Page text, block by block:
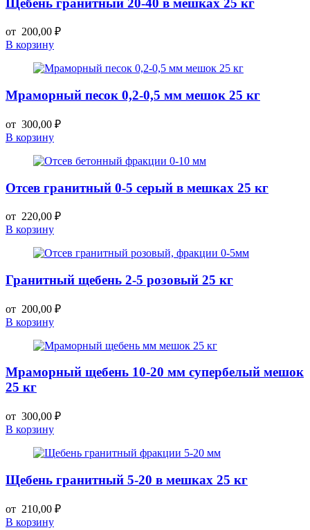
Щебень гранитный 20-40 в мешках 25 кг
от 200,00 ₽
В корзину
Мраморный песок 0,2-0,5 мм мешок 25 кг
от 300,00 ₽
В корзину
Отсев гранитный 0-5 серый в мешках 25 кг
от 220,00 ₽
В корзину
Гранитный щебень 2-5 розовый 25 кг
от 200,00 ₽
В корзину
Мраморный щебень 10-20 мм супербелый мешок
25 кг
от 300,00 ₽
В корзину
Щебень гранитный 5-20 в мешках 25 кг
от 210,00 ₽
В корзину